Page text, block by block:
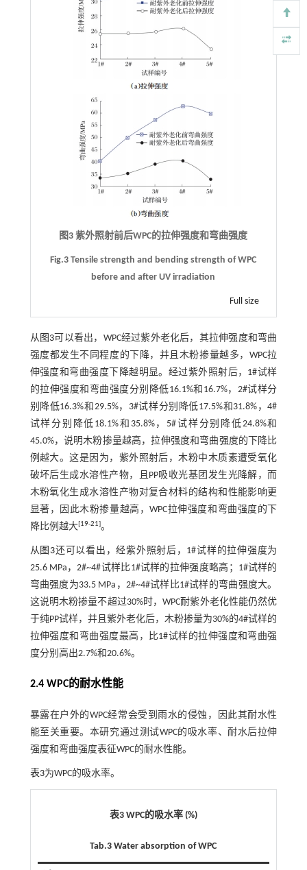
图3 紫外照射前后WPC的拉伸强度和弯曲强度
Fig.3 Tensile strength and bending strength of WPC
before and after UV irradiation
Full size
从图3可以看出，WPC经过紫外老化后，其拉伸强度和弯曲
强度都发生不同程度的下降，并且木粉掺量越多，WPC拉
伸强度和弯曲强度下降越明显。经过紫外照射后，1#试样
的拉伸强度和弯曲强度分别降低16.1%和16.7%，2#试样分
别降低16.3%和29.5%，3#试样分别降低17.5%和31.8%，4#
试样分别降低18.1%和35.8%，5#试样分别降低24.8%和
45.0%，说明木粉掺量越高，拉伸强度和弯曲强度的下降比
例越大。这是因为，紫外照射后，木粉中木质素遭受氧化
破坏后生成水溶性产物，且PP吸收光基团发生光降解，而
木粉氧化生成水溶性产物对复合材料的结构和性能影响更
显著，因此木粉掺量越高，WPC拉伸强度和弯曲强度的下
降比例越大[19-21]。
从图3还可以看出，经紫外照射后，1#试样的拉伸强度为
25.6 MPa，2#~4#试样比1#试样的拉伸强度略高；1#试样的
弯曲强度为33.5 MPa，2#~4#试样比1#试样的弯曲强度大。
这说明木粉掺量不超过30%时，WPC耐紫外老化性能仍然优
于纯PP试样，并且紫外老化后，木粉掺量为30%的4#试样的
拉伸强度和弯曲强度最高，比1#试样的拉伸强度和弯曲强
度分别高出2.7%和20.6%。
2.4 WPC的耐水性能
暴露在户外的WPC经常会受到雨水的侵蚀，因此其耐水性
能至关重要。本研究通过测试WPC的吸水率、耐水后拉伸
强度和弯曲强度表征WPC的耐水性能。
表3为WPC的吸水率。
表3 WPC的吸水率 (%)
Tab.3 Water absorption of WPC